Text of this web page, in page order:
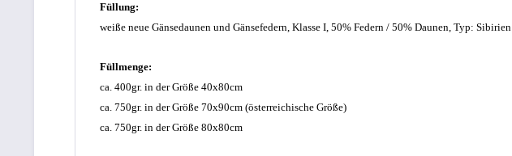
Füllung:
weiße neue Gänsedaunen und Gänsefedern, Klasse I, 50% Federn / 50% Daunen, Typ: Sibirien
Füllmenge:
ca. 400gr. in der Größe 40x80cm
ca. 750gr. in der Größe 70x90cm (österreichische Größe)
ca. 750gr. in der Größe 80x80cm